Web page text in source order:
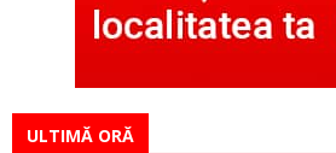
ULTIMĂ ORĂ